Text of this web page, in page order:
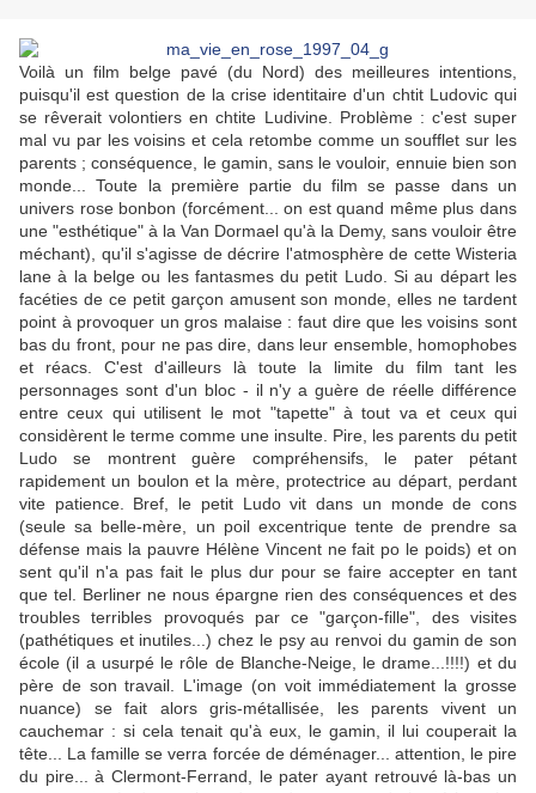
Voilà un film belge pavé (du Nord) des meilleures intentions,
puisqu'il est question de la crise identitaire d'un chtit Ludovic qui
se rêverait volontiers en chtite Ludivine. Problème : c'est super
mal vu par les voisins et cela retombe comme un soufflet sur les
parents ; conséquence, le gamin, sans le vouloir, ennuie bien son
monde... Toute la première partie du film se passe dans un
univers rose bonbon (forcément... on est quand même plus dans
une "esthétique" à la Van Dormael qu'à la Demy, sans vouloir être
méchant), qu'il s'agisse de décrire l'atmosphère de cette Wisteria
lane à la belge ou les fantasmes du petit Ludo. Si au départ les
facéties de ce petit garçon amusent son monde, elles ne tardent
point à provoquer un gros malaise : faut dire que les voisins sont
bas du front, pour ne pas dire, dans leur ensemble, homophobes
et réacs. C'est d'ailleurs là toute la limite du film tant les
personnages sont d'un bloc - il n'y a guère de réelle différence
entre ceux qui utilisent le mot "tapette" à tout va et ceux qui
considèrent le terme comme une insulte. Pire, les parents du petit
Ludo se montrent guère compréhensifs, le pater pétant
rapidement un boulon et la mère, protectrice au départ, perdant
vite patience. Bref, le petit Ludo vit dans un monde de cons
(seule sa belle-mère, un poil excentrique tente de prendre sa
défense mais la pauvre Hélène Vincent ne fait po le poids) et on
sent qu'il n'a pas fait le plus dur pour se faire accepter en tant
que tel. Berliner ne nous épargne rien des conséquences et des
troubles terribles provoqués par ce "garçon-fille", des visites
(pathétiques et inutiles...) chez le psy au renvoi du gamin de son
école (il a usurpé le rôle de Blanche-Neige, le drame...!!!!) et du
père de son travail. L'image (on voit immédiatement la grosse
nuance) se fait alors gris-métallisée, les parents vivent un
cauchemar : si cela tenait qu'à eux, le gamin, il lui couperait la
tête... La famille se verra forcée de déménager... attention, le pire
du pire... à Clermont-Ferrand, le pater ayant retrouvé là-bas un